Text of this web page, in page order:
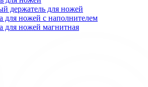
держатель для ножей
для ножей с наполнителем
для ножей магнитная